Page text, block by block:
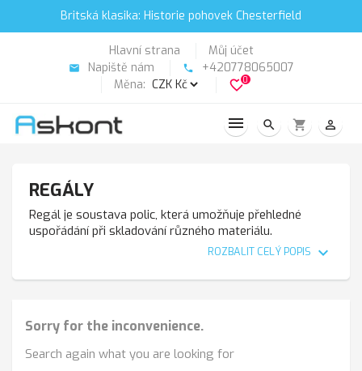
Britská klasika: Historie pohovek Chesterfield
Hlavní strana Můj účet
email Napiště nám phone
+420778065007
Měna:
favorite_border0
search shopping_cart person_outline
REGÁLY
Regál je soustava polic, která umožňuje přehledné
uspořádání při skladování různého materiálu.
ROZBALIT CELÝ POPIS expand_more
Sorry for the inconvenience.
Search again what you are looking for